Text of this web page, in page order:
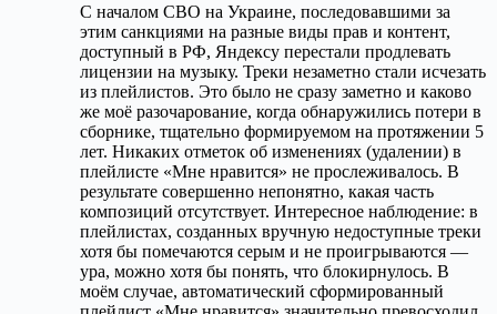
С началом СВО на Украине, последовавшими за
этим санкциями на разные виды прав и контент,
доступный в РФ, Яндексу перестали продлевать
лицензии на музыку. Треки незаметно стали исчезать
из плейлистов. Это было не сразу заметно и каково
же моё разочарование, когда обнаружились потери в
сборнике, тщательно формируемом на протяжении 5
лет. Никаких отметок об изменениях (удалении) в
плейлисте «Мне нравится» не прослеживалось. В
результате совершенно непонятно, какая часть
композиций отсутствует. Интересное наблюдение: в
плейлистах, созданных вручную недоступные треки
хотя бы помечаются серым и не проигрываются —
ура, можно хотя бы понять, что блокирнулось. В
моём случае, автоматический сформированный